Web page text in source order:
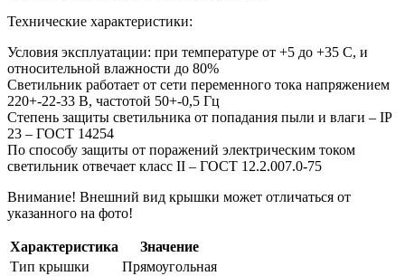
Технические характеристики:
Условия эксплуатации: при температуре от +5 до +35 С, и
относительной влажности до 80%
Светильник работает от сети переменного тока напряжением
220+-22-33 В, частотой 50+-0,5 Гц
Степень защиты светильника от попадания пыли и влаги – IP
23 – ГОСТ 14254
По способу защиты от поражений электрическим током
светильник отвечает класс II – ГОСТ 12.2.007.0-75
Внимание! Внешний вид крышки может отличаться от
указанного на фото!
Характеристика
Значение
Тип крышки
Прямоугольная